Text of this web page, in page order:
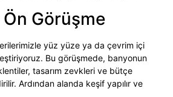
Ön Görüşme
yüz yüze ya da çevrim içi
Bu görüşmede, banyonun
tasarım zevkleri ve bütçe
Ardından alanda keşif yapılır ve